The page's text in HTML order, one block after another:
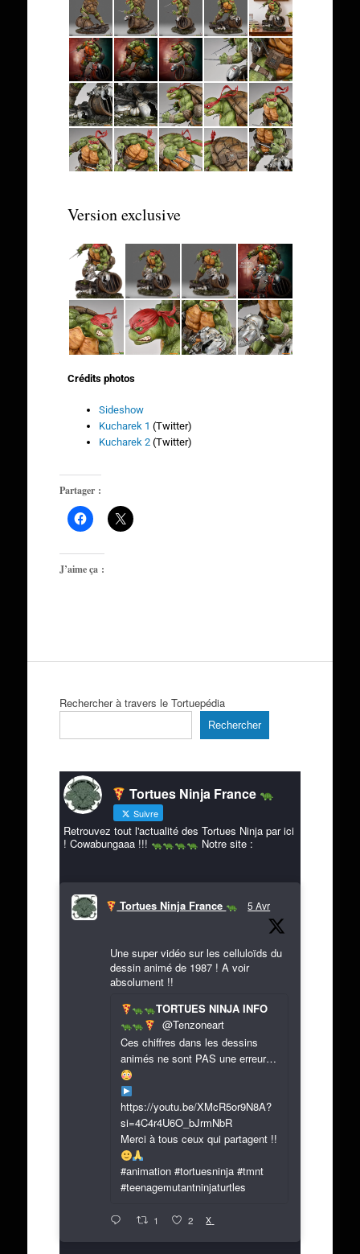
Version exclusive
Crédits photos
Sideshow
Kucharek 1 (Twitter)
Kucharek 2(Twitter)
Partager :
J’aime ça :
Rechercher à travers le Tortuepédia
Rechercher
Tortues Ninja France
Suivre
Retrouvez tout l'actualité des Tortues Ninja par ici
! Cowabungaaa !!!
Notre site :
Tortues Ninja France 5 Avr
Une super vidéo sur les celluloïds du
dessin animé de 1987 ! A voir
absolument !!
TORTUES NINJA INFO
@Tenzoneart
Ces chiffres dans les dessins
animés ne sont PAS une erreur…
https://youtu.be/XMcR5or9N8A?
si=4C4r4U6O_bJrmNbR
Merci à tous ceux qui partagent !!
#animation #tortuesninja #tmnt
#teenagemutantninjaturtles
1 2 X